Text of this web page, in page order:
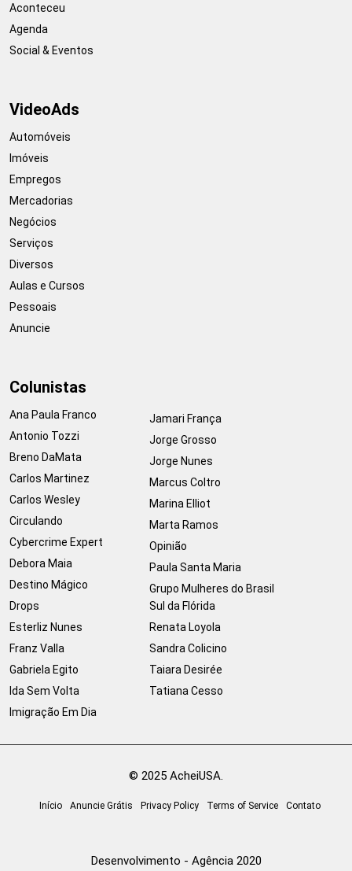
Aconteceu
Agenda
Social & Eventos
VideoAds
Automóveis
Imóveis
Empregos
Mercadorias
Negócios
Serviços
Diversos
Aulas e Cursos
Pessoais
Anuncie
Colunistas
Ana Paula Franco
Antonio Tozzi
Breno DaMata
Carlos Martinez
Carlos Wesley
Circulando
Cybercrime Expert
Debora Maia
Destino Mágico
Drops
Esterliz Nunes
Franz Valla
Gabriela Egito
Ida Sem Volta
Imigração Em Dia
Jamari França
Jorge Grosso
Jorge Nunes
Marcus Coltro
Marina Elliot
Marta Ramos
Opinião
Paula Santa Maria
Grupo Mulheres do Brasil
Sul da Flórida
Renata Loyola
Sandra Colicino
Taiara Desirée
Tatiana Cesso
© 2025 AcheiUSA.
Início Anuncie Grátis Privacy Policy Terms of Service Contato
Desenvolvimento - Agência 2020